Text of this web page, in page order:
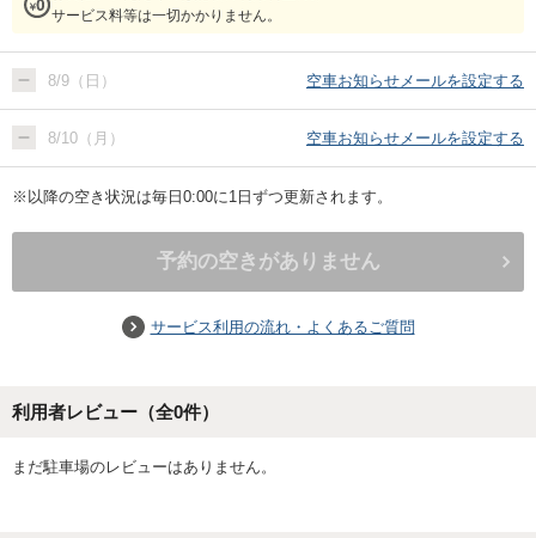
サービス料等は一切かかりません。
8/9（日） 空車お知らせメールを設定する
8/10（月） 空車お知らせメールを設定する
※以降の空き状況は毎日0:00に1日ずつ更新されます。
予約の空きがありません
サービス利用の流れ・よくあるご質問
利用者レビュー（全0件）
まだ駐車場のレビューはありません。